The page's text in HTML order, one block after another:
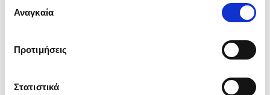
ενδιαφέρουν και να επιλέξετε από τα παρακάτω με την
΄΄και να ενημερωθείτε σχετικά με
συγκατάθεσης
Αναγκαία
Προτιμήσεις
Στατιστικά